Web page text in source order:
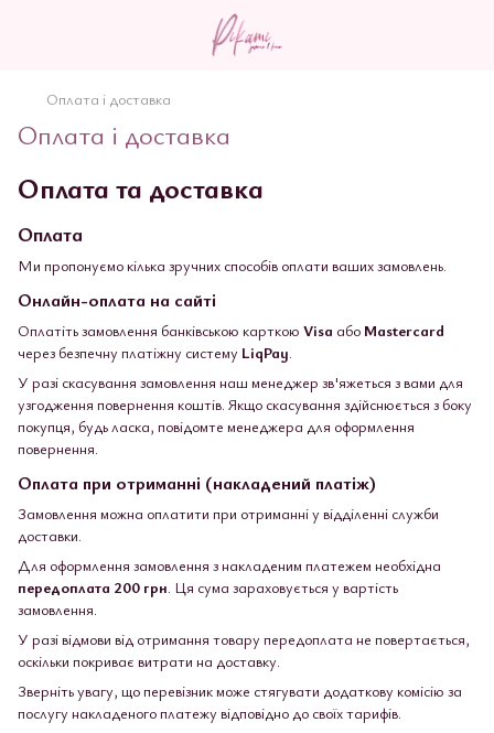
Оплата і доставка
Оплата і доставка
Оплата та доставка
Оплата
Ми пропонуємо кілька зручних способів оплати ваших замовлень.
Онлайн-оплата на сайті
Оплатіть замовлення банківською карткою Visa або Mastercard
через безпечну платіжну систему LiqPay.
У разі скасування замовлення наш менеджер зв'яжеться з вами для
узгодження повернення коштів. Якщо скасування здійснюється з боку
покупця, будь ласка, повідомте менеджера для оформлення
повернення.
Оплата при отриманні (накладений платіж)
Замовлення можна оплатити при отриманні у відділенні служби
доставки.
Для оформлення замовлення з накладеним платежем необхідна
передоплата 200 грн. Ця сума зараховується у вартість
замовлення.
У разі відмови від отримання товару передоплата не повертається,
оскільки покриває витрати на доставку.
Зверніть увагу, що перевізник може стягувати додаткову комісію за
послугу накладеного платежу відповідно до своїх тарифів.